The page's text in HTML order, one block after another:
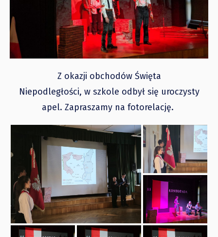
Z okazji obchodów Święta
Niepodległości, w szkole odbył się uroczysty
apel. Zapraszamy na fotorelację.